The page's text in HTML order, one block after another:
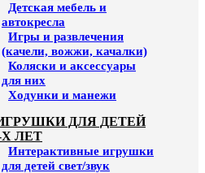
Детская мебель и
автокресла
Игры и развлечения
(качели, вожжи, качалки)
Коляски и аксессуары
для них
Ходунки и манежи
ДЛЯ ДЕТЕЙ
Х ЛЕТ
Интерактивные игрушки
для детей свет/звук